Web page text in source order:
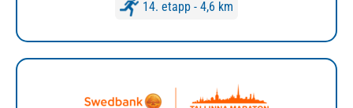
14. etapp - 4,6 km